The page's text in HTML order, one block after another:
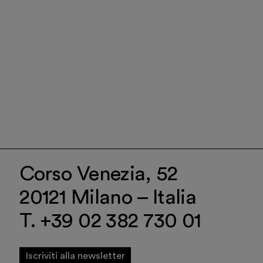
Corso Venezia, 52
20121 Milano – Italia
T. +39 02 382 730 01
Iscriviti alla newsletter